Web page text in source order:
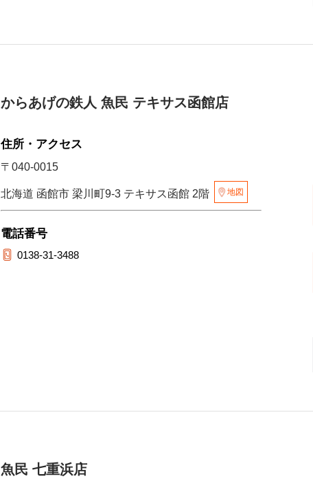
からあげの鉄人 魚民 テキサス函館店
住所・アクセス
〒040-0015
北海道 函館市 梁川町9-3 テキサス函館 2階 地図
電話番号
0138-31-3488
魚民 七重浜店